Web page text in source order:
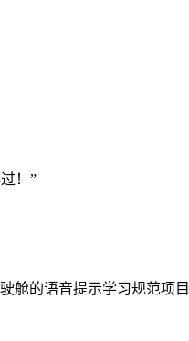
！”
舱的语音提示学习规范项